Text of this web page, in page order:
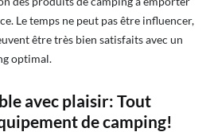
Le temps ne peut pas être influencer,
être très bien satisfaits avec un
optimal.
avec plaisir: Tout
de camping!